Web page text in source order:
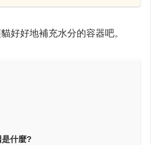
好好地補充水分的容器吧。
什麼?